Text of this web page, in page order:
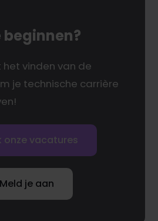
het vinden van de
je technische carrière
onze vacatures
Meld je aan